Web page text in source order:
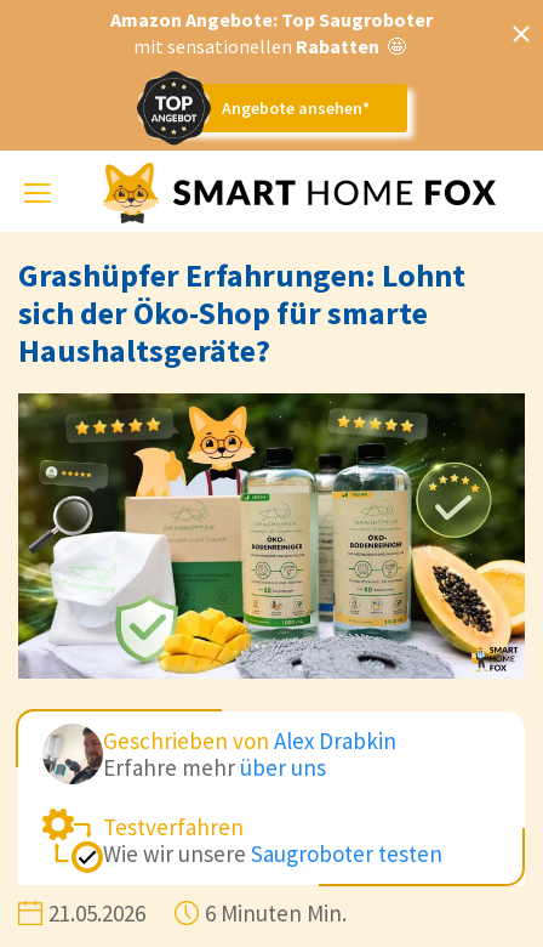
Amazon Angebote: Top Saugroboter
mit sensationellen Rabatten 🤩
Angebote ansehen*
Toggle
navigation
Grashüpfer Erfahrungen: Lohnt
sich der Öko-Shop für smarte
Haushaltsgeräte?
Geschrieben von Alex Drabkin
Erfahre mehr über uns
Testverfahren
Wie wir unsere Saugroboter testen
21.05.2026 6 Minuten Min.